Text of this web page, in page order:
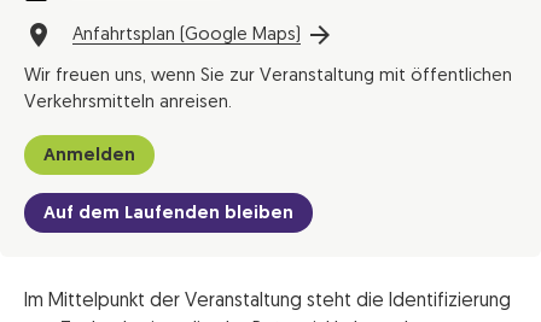
Anfahrtsplan (Google Maps)
Wir freuen uns, wenn Sie zur Veranstaltung mit öffentlichen
Verkehrsmitteln anreisen.
Anmelden
Auf dem Laufenden bleiben
Im Mittelpunkt der Veranstaltung steht die Identifizierung